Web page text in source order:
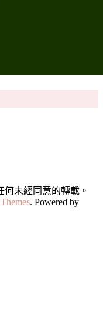
未經同意的轉載。
. Powered by